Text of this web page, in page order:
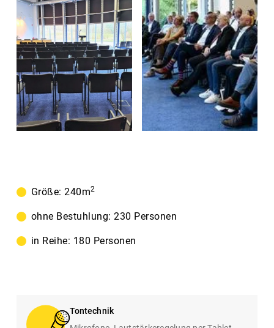
Größe: 240m2
ohne Bestuhlung: 230 Personen
in Reihe: 180 Personen
Tontechnik